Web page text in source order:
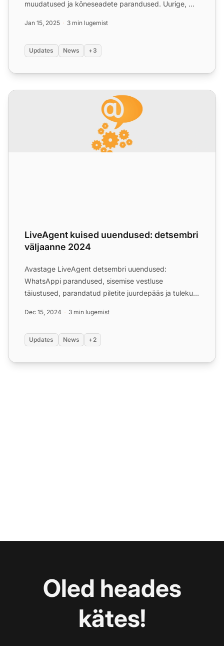
muudatused ja kõneseadete parandused. Uurige, mis
Jan 15, 2025 3 min lugemist
Updates News +3
LiveAgent kuised uuendused: detsembri väljaanne 2024
LiveAgent kuised uuendused: detsembri
väljaanne 2024
Avastage LiveAgent detsembri uuendused:
WhatsAppi parandused, sisemise vestluse
täiustused, parandatud piletite juurdepääs ja tulekul
Dec 15, 2024 3 min lugemist
Updates News +2
Oled heades
kätes!